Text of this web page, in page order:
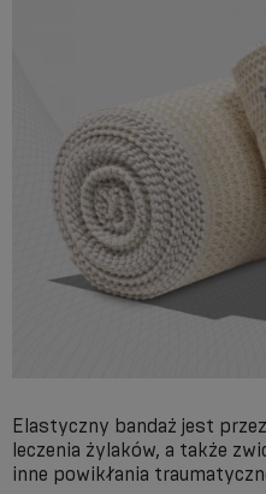
Elastyczny bandaż jest
leczenia żylaków, a także
inne powikłania